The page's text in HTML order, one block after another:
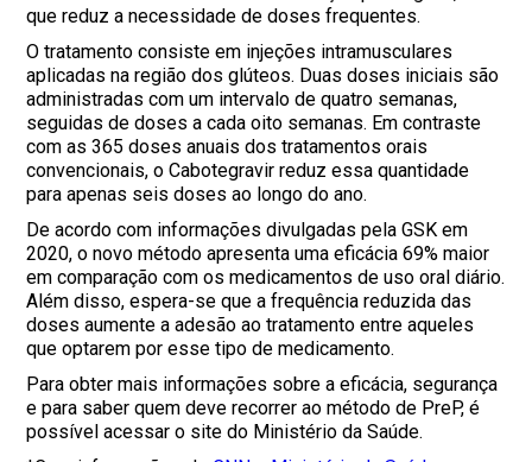
que reduz a necessidade de doses frequentes.
O tratamento consiste em injeções intramusculares
aplicadas na região dos glúteos. Duas doses iniciais são
administradas com um intervalo de quatro semanas,
seguidas de doses a cada oito semanas. Em contraste
com as 365 doses anuais dos tratamentos orais
convencionais, o Cabotegravir reduz essa quantidade
para apenas seis doses ao longo do ano.
De acordo com informações divulgadas pela GSK em
2020, o novo método apresenta uma eficácia 69% maior
em comparação com os medicamentos de uso oral diário.
Além disso, espera-se que a frequência reduzida das
doses aumente a adesão ao tratamento entre aqueles
que optarem por esse tipo de medicamento.
Para obter mais informações sobre a eficácia, segurança
e para saber quem deve recorrer ao método de PreP, é
possível acessar o site do Ministério da Saúde.